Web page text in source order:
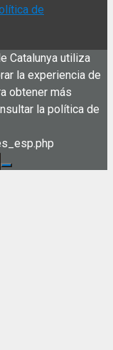
de
Catalunya utiliza
la experiencia de
obtener más
la política de